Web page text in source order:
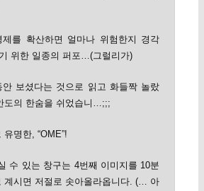
제를 확산하면 얼마나 위험한지 경각
위한 일종의 퍼포…(그럴리가)
안 보셨다는 것으로 읽고 화들짝 놀랐
도의 한숨을 쉬었습니…;;;
명한, “OME”!
수 있는 창구는 4번째 이미지를 10분
계시면 저절로 솟아올라옵니다. (… 아